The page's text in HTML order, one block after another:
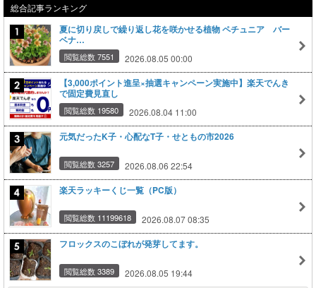
総合記事ランキング
夏に切り戻しで繰り返し花を咲かせる植物 ペチュニア バー
ベナ…
閲覧総数 7551 2026.08.05 00:00
【3,000ポイント進呈×抽選キャンペーン実施中】楽天でんき
で固定費見直し
閲覧総数 19580 2026.08.04 11:00
元気だったK子・心配なT子・せともの市2026
閲覧総数 3257 2026.08.06 22:54
楽天ラッキーくじ一覧（PC版）
閲覧総数 11199618 2026.08.07 08:35
フロックスのこぼれが発芽してます。
閲覧総数 3389 2026.08.05 19:44